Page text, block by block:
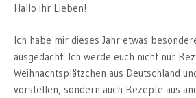
Hallo ihr Lieben!
Ich habe mir dieses Jahr etwas
ausgedacht: Ich werde euch nicht nur
Weihnachtsplätzchen aus Deutschland
vorstellen, sondern auch Rezepte aus